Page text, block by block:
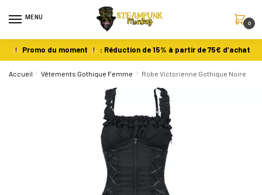
MENU
0
Promo du moment : Réduction de 15% à partir de 75€ d’achat
Accueil / Vêtements Gothique Femme / Robe Victorienne Gothique Noire